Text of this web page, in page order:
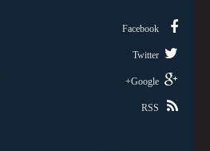
Facebook
Twitter
Google+
RSS